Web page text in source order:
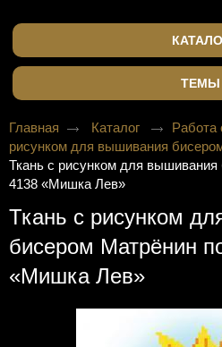
ТЕМЫ
Главная Каталог Работа
рисунком для вышивания
Ткань с рисунком для
4138 «Мишка Лев»
Ткань с рисунком
бисером Матрёнин
«Мишка Лев»